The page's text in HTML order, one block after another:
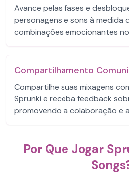
Avance pelas fases e
personagens e sons à medida
combinações emocionantes
Compartilhamento
Compartilhe suas mixagens
Sprunki e receba feedback
promovendo a colaboração e
Por Que Jogar